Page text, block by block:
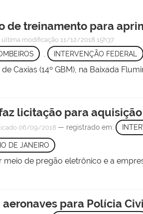
de treinamento para
última modificação 11/12/2018 15h37
, INTERVENÇÃO FEDERAL
Caxias (14º GBM), na Baixada
licitação para
06/09/2018 — registrado em:
DE JANEIRO
de pregão eletrônico e a
para Polícia